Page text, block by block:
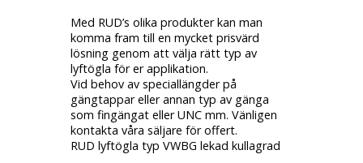
Med RUD’s olika produkter kan man
komma fram till en mycket prisvärd
lösning genom att välja rätt typ av
lyftögla för er applikation.
Vid behov av speciallängder på
gängtappar eller annan typ av gänga
som fingängat eller UNC mm. Vänligen
kontakta våra säljare för offert.
RUD lyftögla typ VWBG lekad kullagrad